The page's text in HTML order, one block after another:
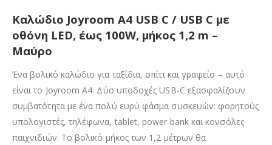
Καλώδιο Joyroom A4 USB C / USB C με
οθόνη LED, έως 100W, μήκος 1,2 m –
Μαύρο
Ένα βολικό καλώδιο για ταξίδια, σπίτι και γραφείο – αυτό
είναι το Joyroom A4. Δύο υποδοχές USB-C εξασφαλίζουν
συμβατότητα με ένα πολύ ευρύ φάσμα συσκευών: φορητούς
υπολογιστές, τηλέφωνα, tablet, power bank και κονσόλες
παιχνιδιών. Το βολικό μήκος των 1,2 μέτρων θα